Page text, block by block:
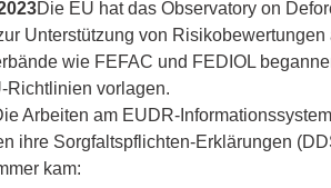
Die EU hat das Observatory on
Unterstützung von Risikobewertungen
wie FEFAC und FEDIOL
Richtlinien vorlagen.
Arbeiten am EUDR-
ihre Sorgfaltspflichten-Erklärungen
kam: